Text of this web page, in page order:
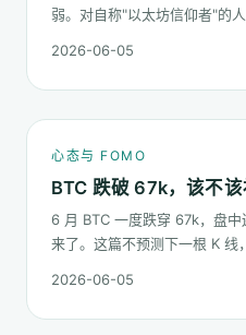
弱。对自称"以太坊信仰者"的
慢慢磨低的价格。
2026-06-05
心态与 FOMO
BTC 跌破 67k，该不
6 月 BTC 一度跌穿 67k，盘
来了。这篇不预测下一根 K 线
2026-06-05